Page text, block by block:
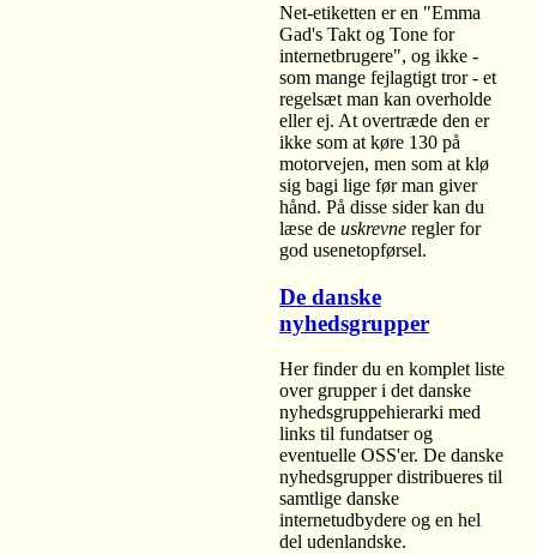
Net-etiketten er en "Emma
Gad's Takt og Tone for
internetbrugere", og ikke -
som mange fejlagtigt tror - et
regelsæt man kan overholde
eller ej. At overtræde den er
ikke som at køre 130 på
motorvejen, men som at klø
sig bagi lige før man giver
hånd. På disse sider kan du
læse de uskrevne regler for
god usenetopførsel.
De danske
nyhedsgrupper
Her finder du en komplet liste
over grupper i det danske
nyhedsgruppehierarki med
links til fundatser og
eventuelle OSS'er. De danske
nyhedsgrupper distribueres til
samtlige danske
internetudbydere og en hel
del udenlandske.